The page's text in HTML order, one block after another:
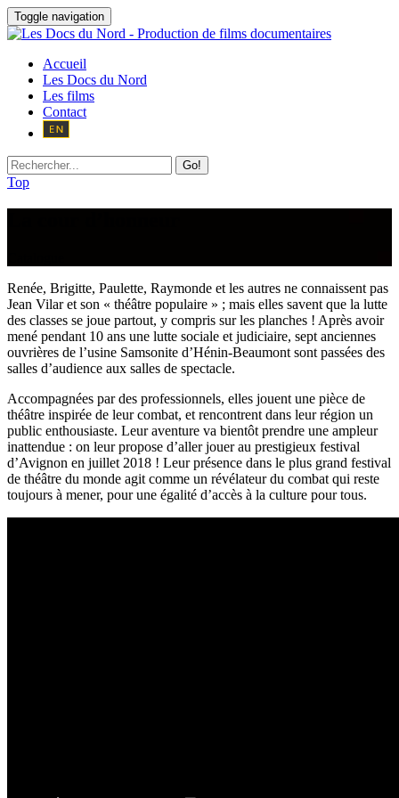
Toggle navigation
Accueil
Les Docs du Nord
Les films
Contact
Go!
Top
Renée, Brigitte, Paulette, Raymonde et les autres ne connaissent pas
Jean Vilar et son « théâtre populaire » ; mais elles savent que la lutte
des classes se joue partout, y compris sur les planches ! Après avoir
mené pendant 10 ans une lutte sociale et judiciaire, sept anciennes
ouvrières de l’usine Samsonite d’Hénin-Beaumont sont passées des
salles d’audience aux salles de spectacle.
Accompagnées par des professionnels, elles jouent une pièce de
théâtre inspirée de leur combat, et rencontrent dans leur région un
public enthousiaste. Leur aventure va bientôt prendre une ampleur
inattendue : on leur propose d’aller jouer au prestigieux festival
d’Avignon en juillet 2018 ! Leur présence dans le plus grand festival
de théâtre du monde agit comme un révélateur du combat qui reste
toujours à mener, pour une égalité d’accès à la culture pour tous.